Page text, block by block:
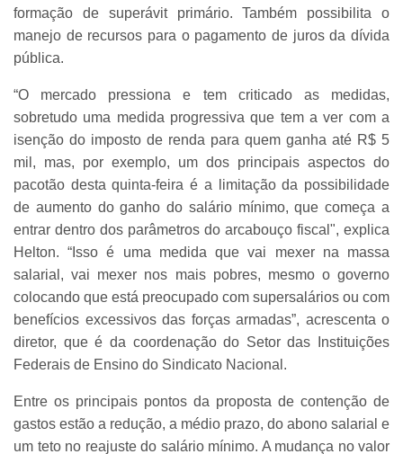
formação de superávit primário. Também possibilita o
manejo de recursos para o pagamento de juros da dívida
pública.
“O mercado pressiona e tem criticado as medidas,
sobretudo uma medida progressiva que tem a ver com a
isenção do imposto de renda para quem ganha até R$ 5
mil, mas, por exemplo, um dos principais aspectos do
pacotão desta quinta-feira é a limitação da possibilidade
de aumento do ganho do salário mínimo, que começa a
entrar dentro dos parâmetros do arcabouço fiscal", explica
Helton. “Isso é uma medida que vai mexer na massa
salarial, vai mexer nos mais pobres, mesmo o governo
colocando que está preocupado com supersalários ou com
benefícios excessivos das forças armadas”, acrescenta o
diretor, que é da coordenação do Setor das Instituições
Federais de Ensino do Sindicato Nacional.
Entre os principais pontos da proposta de contenção de
gastos estão a redução, a médio prazo, do abono salarial e
um teto no reajuste do salário mínimo. A mudança no valor